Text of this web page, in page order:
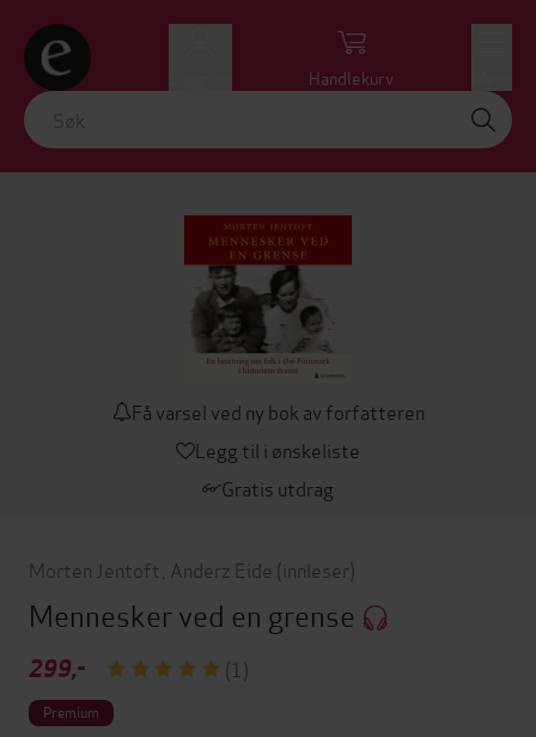
Handlekurv
Få varsel ved ny bok av forfatteren
Legg til i ønskeliste
Gratis utdrag
Morten Jentoft Anderz Eide (innleser)
Mennesker ved en grense
299,- (1)
Premium